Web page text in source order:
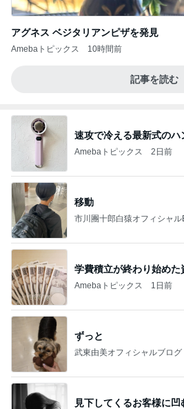
アグネス ベジタリアンピザを発見
Amebaトピックス 10時間前
記事を読む
速攻で冷える最新式のハ
Amebaトピックス 2日前
移動
市川團十郎白猿オフィシャル
学費積立が終わり始めた
Amebaトピックス 1日前
ずっと
武東由美オフィシャルブログ
見下してくるお客様に凹